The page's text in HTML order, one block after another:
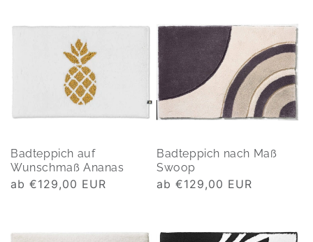
Badteppich auf
Wunschmaß Ananas
Normaler
ab €129,00 EUR
Badteppich nach Maß
Swoop
Normaler
ab €129,00 EUR